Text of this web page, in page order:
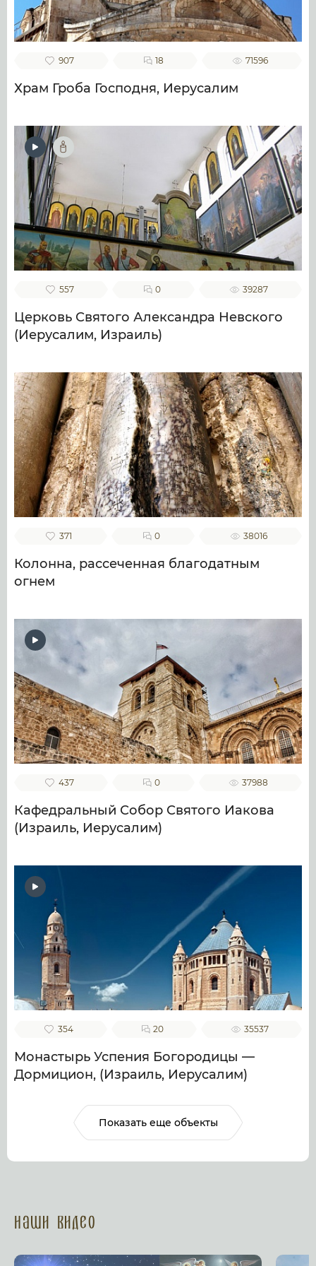
907 18 71596
Храм Гроба Господня, Иерусалим
557 0 39287
Церковь Святого Александра Невского
(Иерусалим, Израиль)
371 0 38016
Колонна, рассеченная благодатным
огнем
437 0 37988
Кафедральный Собор Святого Иакова
(Израиль, Иерусалим)
354 20 35537
Монастырь Успения Богородицы —
Дормицион, (Израиль, Иерусалим)
Показать еще объекты
Наши Видео